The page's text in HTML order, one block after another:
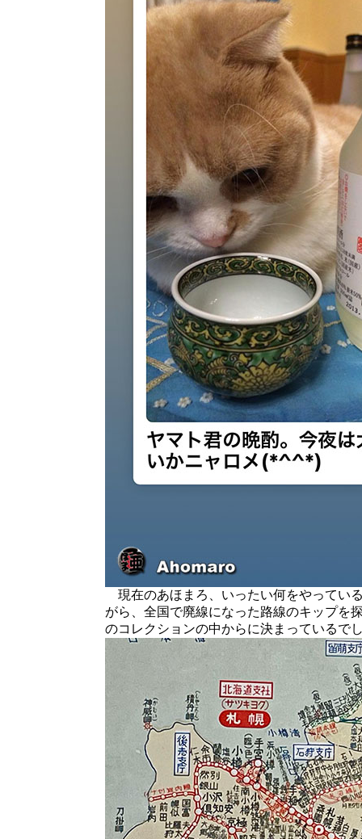
現在のあほまろ、いったい何をやってい
がら、全国で廃線になった路線のキップを
のコレクションの中からに決まっているで